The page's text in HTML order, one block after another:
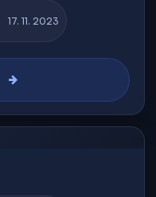
17. 11. 2023